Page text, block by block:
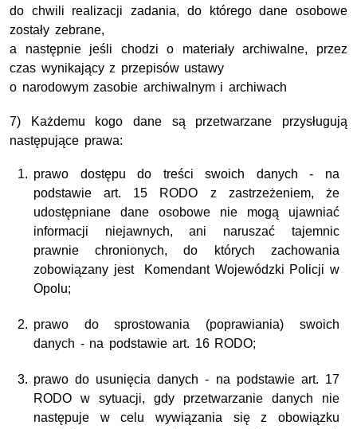
do chwili realizacji zadania, do którego dane osobowe
zostały zebrane,
a następnie jeśli chodzi o materiały archiwalne, przez
czas wynikający z przepisów ustawy
o narodowym zasobie archiwalnym i archiwach
7) Każdemu kogo dane są przetwarzane przysługują
następujące prawa:
prawo dostępu do treści swoich danych - na
podstawie art. 15 RODO z zastrzeżeniem, że
udostępniane dane osobowe nie mogą ujawniać
informacji niejawnych, ani naruszać tajemnic
prawnie chronionych, do których zachowania
zobowiązany jest Komendant Wojewódzki Policji w
Opolu;
prawo do sprostowania (poprawiania) swoich
danych - na podstawie art. 16 RODO;
prawo do usunięcia danych - na podstawie art. 17
RODO w sytuacji, gdy przetwarzanie danych nie
następuje w celu wywiązania się z obowiązku